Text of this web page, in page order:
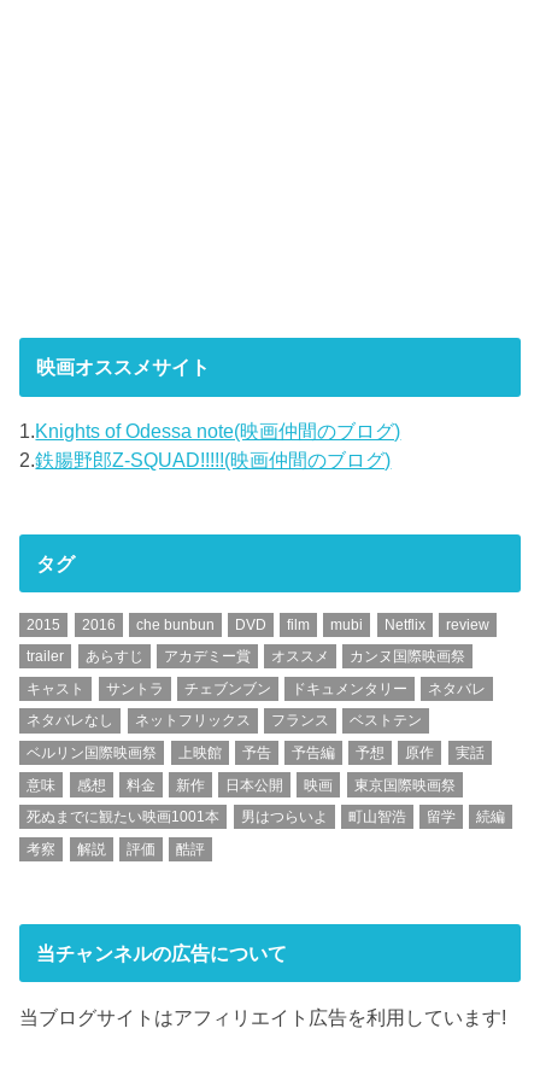
映画オススメサイト
1.Knights of Odessa note(映画仲間のブログ)
2.鉄腸野郎Z-SQUAD!!!!!(映画仲間のブログ)
タグ
2015 2016 che bunbun DVD film mubi Netflix
review
trailer
あらすじ アカデミー賞 オススメ
カンヌ国際映画祭
キャスト
サントラ チェブンブン ドキュメンタリー
ネタバレ
ネタバレなし
ネットフリックス フランス
ベストテン
ベルリン国際映画祭
上映館 予告 予告編 予想 原作
実話
意味
感想 料金 新作 日本公開 映画
東京国際映画祭
死ぬまでに観たい映画1001本
男はつらいよ 町山智浩 留学
続編
考察
解説 評価 酷評
当チャンネルの広告について
当ブログサイトはアフィリエイト広告を利用しています!